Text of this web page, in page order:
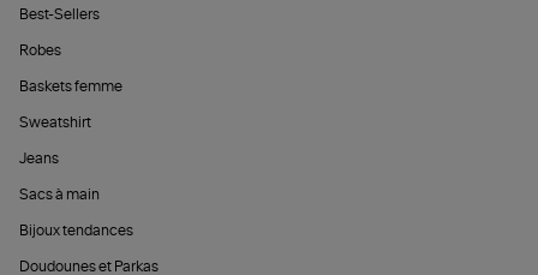
Best-Sellers
Robes
Baskets femme
Sweatshirt
Jeans
Sacs à main
Bijoux tendances
Doudounes et Parkas